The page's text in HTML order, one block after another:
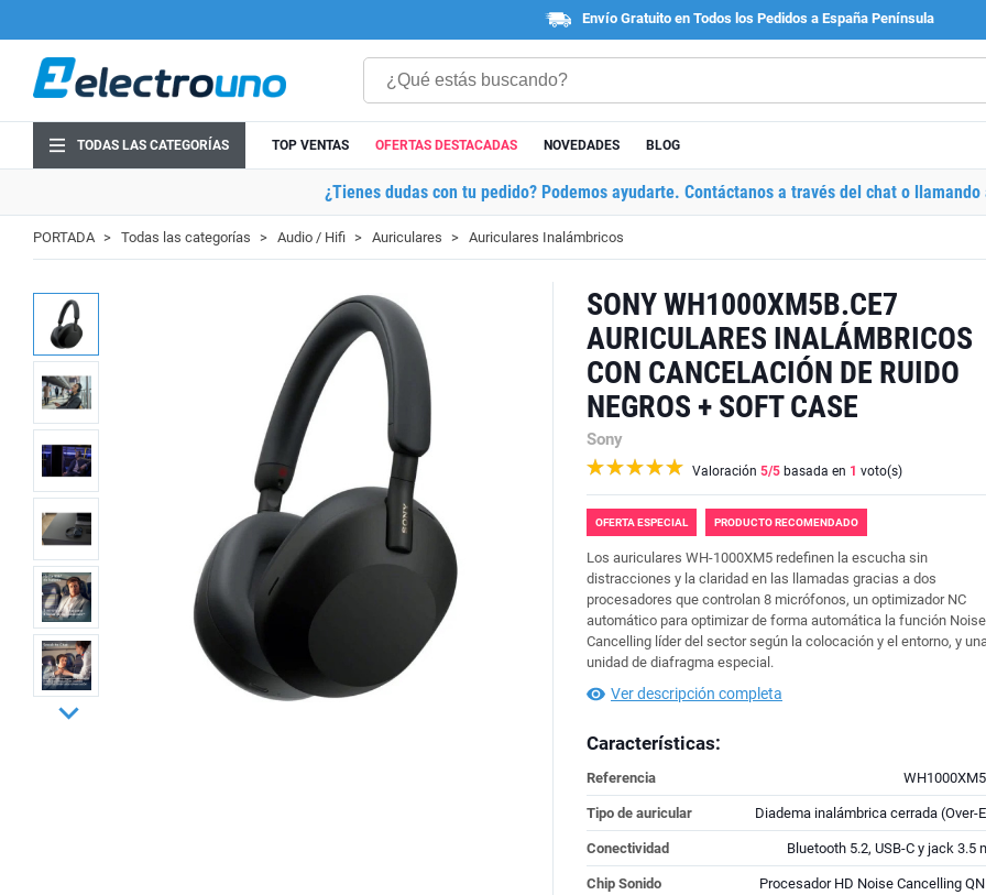
Envío Gratuito en Todos los Pedidos a España Península
TODAS LAS CATEGORÍAS TOP VENTAS OFERTAS DESTACADAS NOVEDADES BLOG
¿Tienes dudas con tu pedido? Podemos ayudarte. Contáctanos a través del chat o
PORTADA Todas las categorías Audio / Hifi Auriculares Auriculares Inalámbricos
SONY WH1000XM5B.CE7
AURICULARES INALÁMBRICOS
CON CANCELACIÓN DE RUIDO
NEGROS + SOFT CASE
Sony
Valoración 5/5 basada en 1 voto(s)
OFERTA ESPECIAL PRODUCTO RECOMENDADO
Los auriculares WH-1000XM5 redefinen la escucha sin
distracciones y la claridad en las llamadas gracias a dos
procesadores que controlan 8 micrófonos, un optimizador NC
automático para optimizar de forma automática la función Noise
Cancelling líder del sector según la colocación y el entorno, y
unidad de diafragma especial.
Ver descripción completa
Características:
Referencia
Tipo de auricular Diadema inalámbrica cerrada (Over-
Conectividad Bluetooth 5.2, USB-C y jack 3.5
Chip Sonido
Procesador HD Noise Cancelling